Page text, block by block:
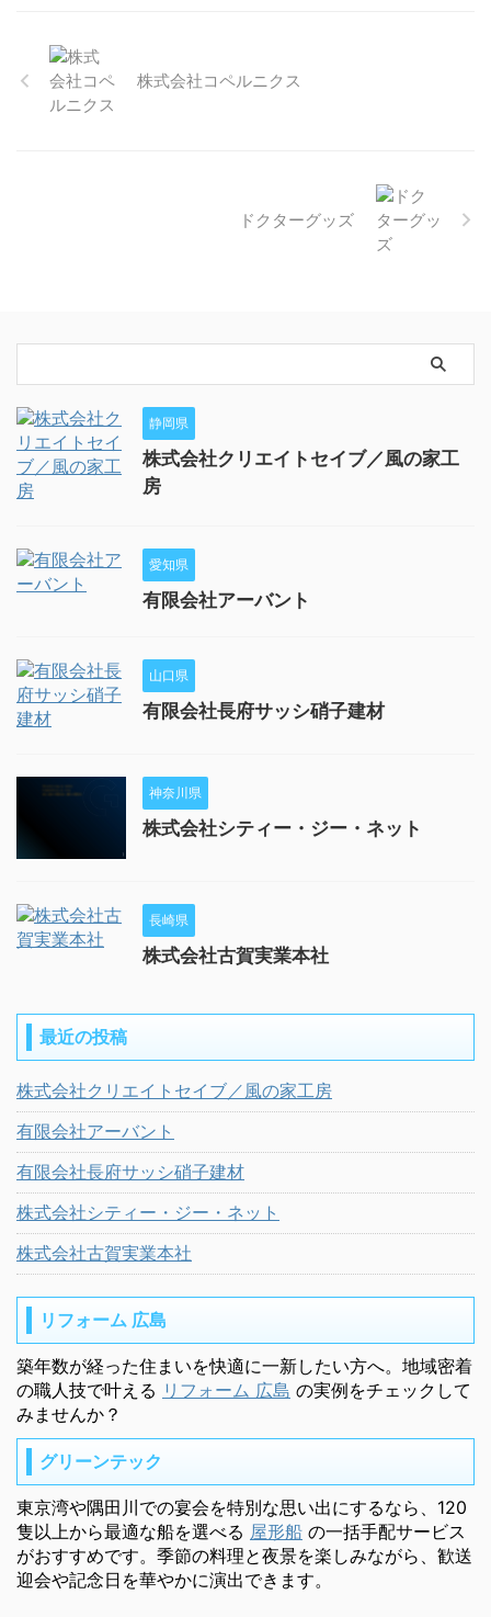
株式会社コペルニクス
ドクターグッズ
静岡県
株式会社クリエイトセイブ／風の家工
房
愛知県
有限会社アーバント
山口県
有限会社長府サッシ硝子建材
神奈川県
株式会社シティー・ジー・ネット
長崎県
株式会社古賀実業本社
最近の投稿
株式会社クリエイトセイブ／風の家工房
有限会社アーバント
有限会社長府サッシ硝子建材
株式会社シティー・ジー・ネット
株式会社古賀実業本社
リフォーム 広島
築年数が経った住まいを快適に一新したい方へ。地域密着
の職人技で叶える リフォーム 広島 の実例をチェックして
みませんか？
グリーンテック
東京湾や隅田川での宴会を特別な思い出にするなら、120
隻以上から最適な船を選べる 屋形船 の一括手配サービス
がおすすめです。季節の料理と夜景を楽しみながら、歓送
迎会や記念日を華やかに演出できます。